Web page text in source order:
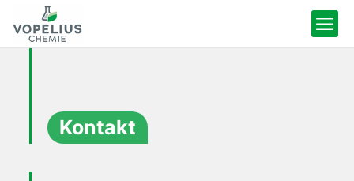
Kontakt